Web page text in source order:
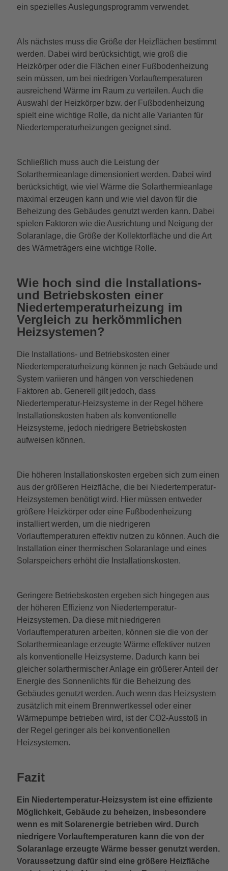
ein spezielles Auslegungsprogramm verwendet.
Als nächstes muss die Größe der Heizflächen bestimmt
werden. Dabei wird berücksichtigt, wie groß die
Heizkörper oder die Flächen einer Fußbodenheizung
sein müssen, um bei niedrigen Vorlauftemperaturen
ausreichend Wärme im Raum zu verteilen. Auch die
Auswahl der Heizkörper bzw. der Fußbodenheizung
spielt eine wichtige Rolle, da nicht alle Varianten für
Niedertemperaturheizungen geeignet sind.
Schließlich muss auch die Leistung der
Solarthermieanlage dimensioniert werden. Dabei wird
berücksichtigt, wie viel Wärme die Solarthermieanlage
maximal erzeugen kann und wie viel davon für die
Beheizung des Gebäudes genutzt werden kann. Dabei
spielen Faktoren wie die Ausrichtung und Neigung der
Solaranlage, die Größe der Kollektorfläche und die Art
des Wärmeträgers eine wichtige Rolle.
Wie hoch sind die Installations-
und Betriebskosten einer
Niedertemperaturheizung im
Vergleich zu herkömmlichen
Heizsystemen?
Die Installations- und Betriebskosten einer
Niedertemperaturheizung können je nach Gebäude und
System variieren und hängen von verschiedenen
Faktoren ab. Generell gilt jedoch, dass
Niedertemperatur-Heizsysteme in der Regel höhere
Installationskosten haben als konventionelle
Heizsysteme, jedoch niedrigere Betriebskosten
aufweisen können.
Die höheren Installationskosten ergeben sich zum einen
aus der größeren Heizfläche, die bei Niedertemperatur-
Heizsystemen benötigt wird. Hier müssen entweder
größere Heizkörper oder eine Fußbodenheizung
installiert werden, um die niedrigeren
Vorlauftemperaturen effektiv nutzen zu können. Auch die
Installation einer thermischen Solaranlage und eines
Solarspeichers erhöht die Installationskosten.
Geringere Betriebskosten ergeben sich hingegen aus
der höheren Effizienz von Niedertemperatur-
Heizsystemen. Da diese mit niedrigeren
Vorlauftemperaturen arbeiten, können sie die von der
Solarthermieanlage erzeugte Wärme effektiver nutzen
als konventionelle Heizsysteme. Dadurch kann bei
gleicher solarthermischer Anlage ein größerer Anteil der
Energie des Sonnenlichts für die Beheizung des
Gebäudes genutzt werden. Auch wenn das Heizsystem
zusätzlich mit einem Brennwertkessel oder einer
Wärmepumpe betrieben wird, ist der CO2-Ausstoß in
der Regel geringer als bei konventionellen
Heizsystemen.
Fazit
Ein Niedertemperatur-Heizsystem ist eine effiziente
Möglichkeit, Gebäude zu beheizen, insbesondere
wenn es mit Solarenergie betrieben wird. Durch
niedrigere Vorlauftemperaturen kann die von der
Solaranlage erzeugte Wärme besser genutzt werden.
Voraussetzung dafür sind eine größere Heizfläche